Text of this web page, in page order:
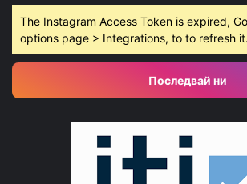
The Instagram Access Token is expired,
options page > Integrations, to to refresh it.
Последвай ни